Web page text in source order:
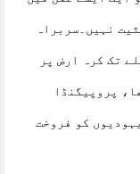
نہیں۔سربراہ
تک کرہ ارض پر
پروپیگنڈا
کو فروخت